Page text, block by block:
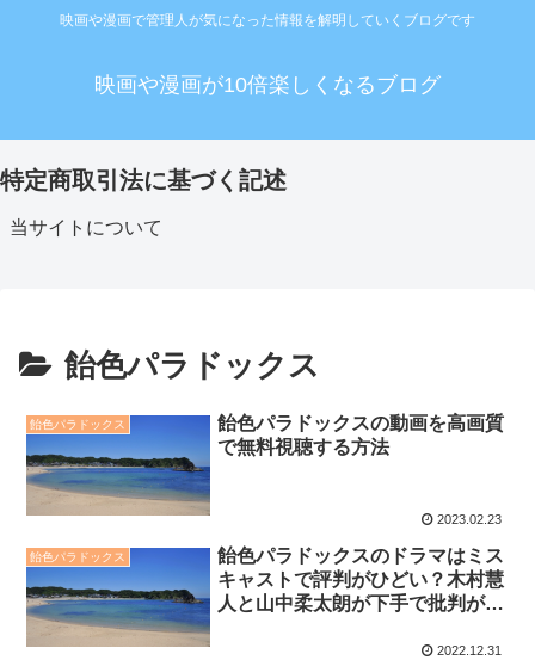
映画や漫画で管理人が気になった情報を解明していくブログです
映画や漫画が10倍楽しくなるブログ
特定商取引法に基づく記述
当サイトについて
飴色パラドックス
飴色パラドックス
飴色パラドックスの動画を高画質
で無料視聴する方法
2023.02.23
飴色パラドックス
飴色パラドックスのドラマはミス
キャストで評判がひどい？木村慧
人と山中柔太朗が下手で批判が多
2022.12.31